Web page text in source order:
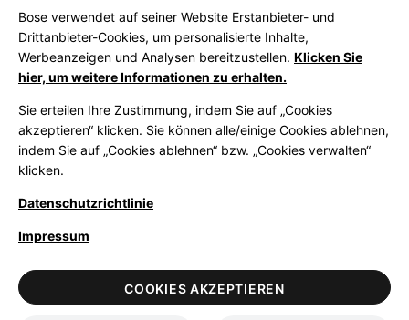
Bose App
Bose Connect
App
LegalDatenschutzrichtlinieZugänglichkeitHinweis zu Cookies
VerkaufsbedingungenNutzungsbedingungen
Bose verwendet auf seiner Website Erstanbieter- und
Drittanbieter-Cookies, um personalisierte Inhalte,
Werbeanzeigen und Analysen bereitzustellen. Klicken Sie
hier, um weitere Informationen zu erhalten.
Sie erteilen Ihre Zustimmung, indem Sie auf „Cookies
akzeptieren“ klicken. Sie können alle/einige Cookies ablehnen,
indem Sie auf „Cookies ablehnen“ bzw. „Cookies verwalten“
klicken.
Datenschutzrichtlinie
Impressum
COOKIES AKZEPTIEREN